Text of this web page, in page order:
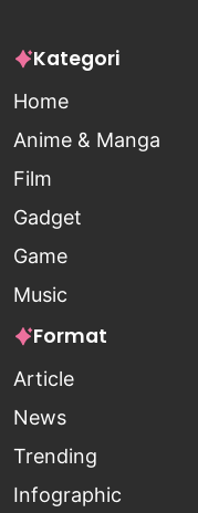
Kategori
Home
Anime & Manga
Film
Gadget
Game
Music
Format
Article
News
Trending
Infographic